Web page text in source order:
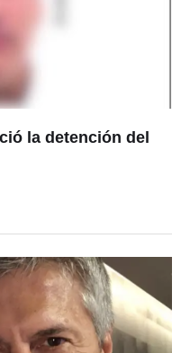
la detención del